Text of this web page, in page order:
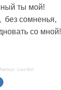
ты мой!
без сомненья,
со мной!
Lav-len